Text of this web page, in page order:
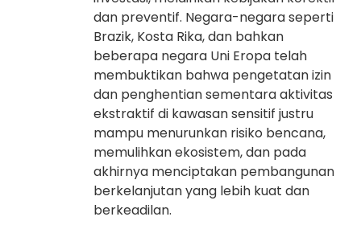
dan preventif. Negara-negara seperti
Brazik, Kosta Rika, dan bahkan
beberapa negara Uni Eropa telah
membuktikan bahwa pengetatan izin
dan penghentian sementara aktivitas
ekstraktif di kawasan sensitif justru
mampu menurunkan risiko bencana,
memulihkan ekosistem, dan pada
akhirnya menciptakan pembangunan
berkelanjutan yang lebih kuat dan
berkeadilan.